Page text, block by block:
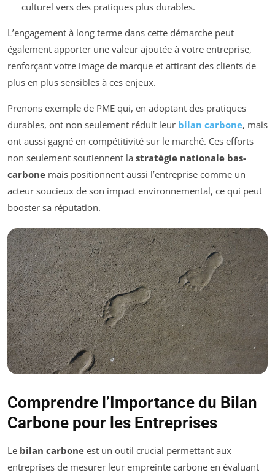
culturel vers des pratiques plus durables.
L’engagement à long terme dans cette démarche peut
également apporter une valeur ajoutée à votre entreprise,
renforçant votre image de marque et attirant des clients de
plus en plus sensibles à ces enjeux.
Prenons exemple de PME qui, en adoptant des pratiques
durables, ont non seulement réduit leur bilan carbone, mais
ont aussi gagné en compétitivité sur le marché. Ces efforts
non seulement soutiennent la stratégie nationale bas-
carbone mais positionnent aussi l’entreprise comme un
acteur soucieux de son impact environnemental, ce qui peut
booster sa réputation.
Comprendre l’Importance du Bilan
Carbone pour les Entreprises
Le bilan carbone est un outil crucial permettant aux
entreprises de mesurer leur empreinte carbone en évaluant